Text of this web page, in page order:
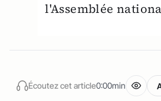
l'Assemblée
Écoutez cet article0:00min